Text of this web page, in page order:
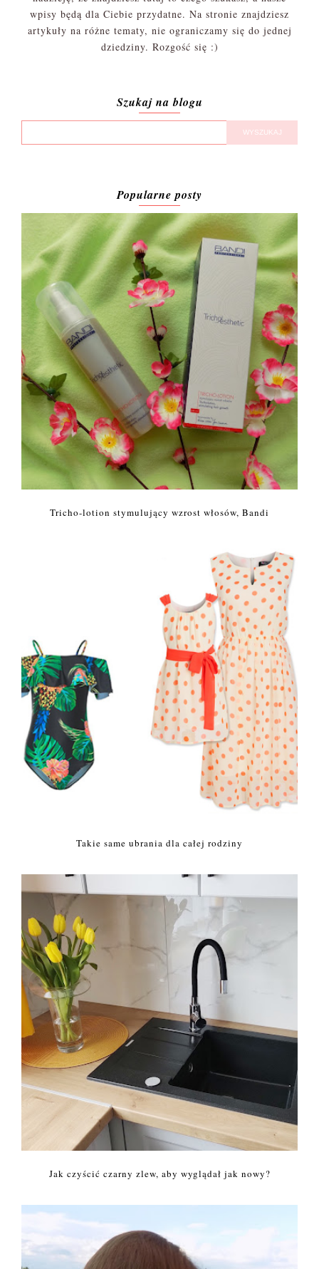
wpisy będą dla Ciebie przydatne. Na stronie znajdziesz
artykuły na różne tematy, nie ograniczamy się do jednej
dziedziny. Rozgość się :)
Szukaj na blogu
Popularne posty
Tricho-lotion stymulujący wzrost włosów, Bandi
Takie same ubrania dla całej rodziny
Jak czyścić czarny zlew, aby wyglądał jak nowy?